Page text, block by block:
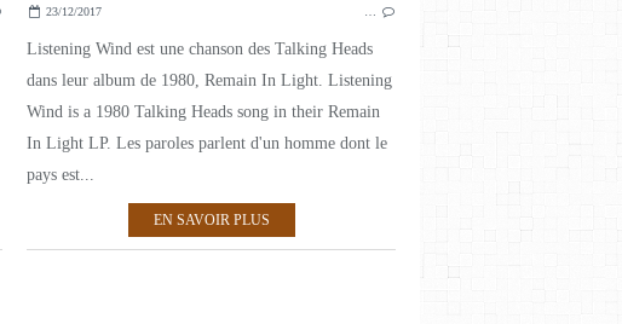
23/12/2017 …
Listening Wind est une chanson des Talking Heads
dans leur album de 1980, Remain In Light. Listening
Wind is a 1980 Talking Heads song in their Remain
In Light LP. Les paroles parlent d'un homme dont le
pays est...
EN SAVOIR PLUS